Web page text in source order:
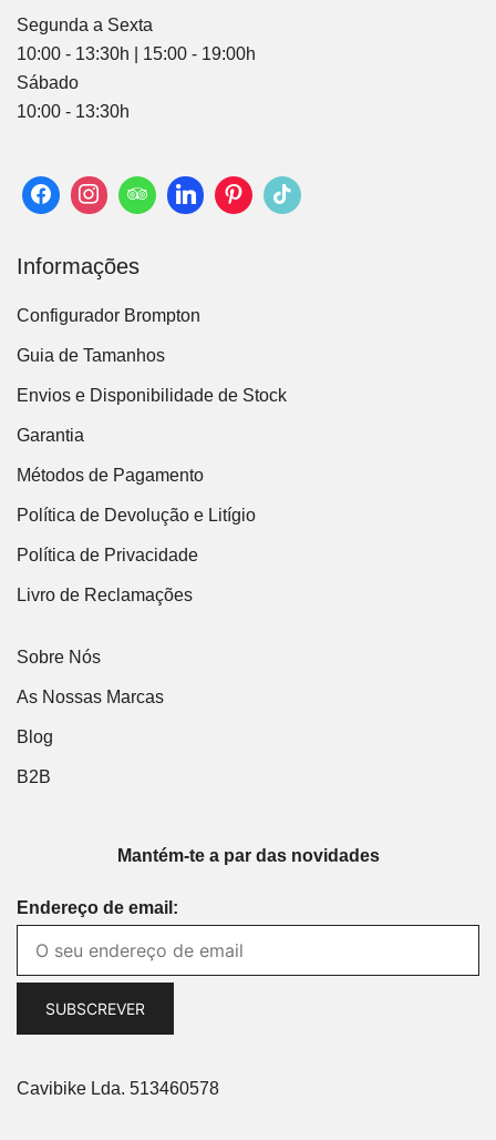
Segunda a Sexta
10:00 - 13:30h | 15:00 - 19:00h
Sábado
10:00 - 13:30h
Informações
Configurador Brompton
Guia de Tamanhos
Envios e Disponibilidade de Stock
Garantia
Métodos de Pagamento
Política de Devolução e Litígio
Política de Privacidade
Livro de Reclamações
Sobre Nós
As Nossas Marcas
Blog
B2B
Mantém-te a par das novidades
Endereço de email:
Cavibike Lda. 513460578